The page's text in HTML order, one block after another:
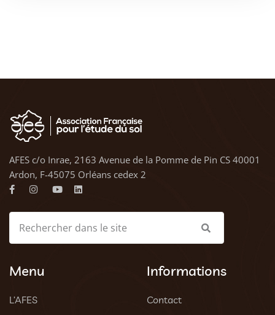
AFES c/o Inrae, 2163 Avenue de la Pomme de Pin CS 40001
Ardon, F-45075 Orléans cedex 2
Menu
L’AFES
Informations
Contact